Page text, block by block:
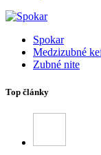
Spokar
Medzizubné
Zubné nite
Top články